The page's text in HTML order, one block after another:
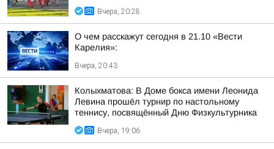
Вчера, 20:28
О чем расскажут сегодня в 21.10 «Вести
Карелия»:
Вчера, 20:43
Колыхматова: В Доме бокса имени Леонида
Левина прошёл турнир по настольному
теннису, посвящённый Дню Физкультурника
Вчера, 19:06